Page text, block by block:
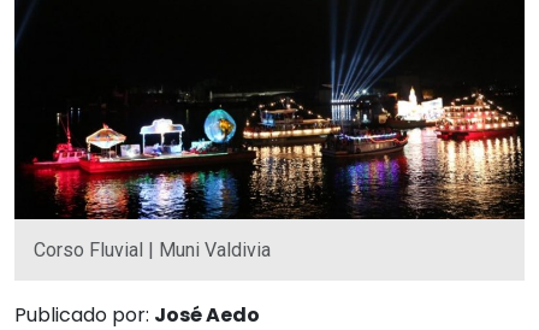
Corso Fluvial | Muni Valdivia
Publicado por: José Aedo